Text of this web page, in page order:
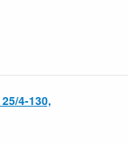
4-130,